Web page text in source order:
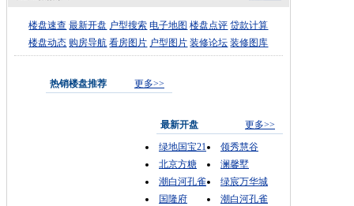
楼盘速查 最新开盘 户型搜索 电子地图 楼盘点评 贷款计算
楼盘动态 购房导航 看房图片 户型图片 装修论坛 装修图库
热销楼盘推荐 更多>>
最新开盘
更多>>
绿地国宝21
领秀慧谷
北京方糖
澜馨墅
潮白河孔雀
绿宸万华城
国隆府
潮白河孔雀